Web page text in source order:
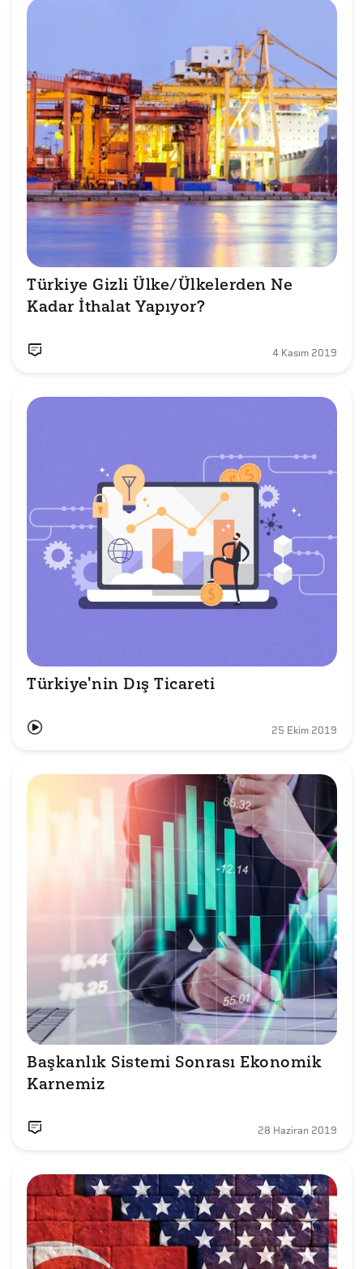
Türkiye Gizli Ülke/Ülkelerden Ne
Kadar İthalat Yapıyor?
4 Kasım 2019
25 Ekim 2019
Başkanlık Sistemi Sonrası Ekonomik
Karnemiz
28 Haziran 2019